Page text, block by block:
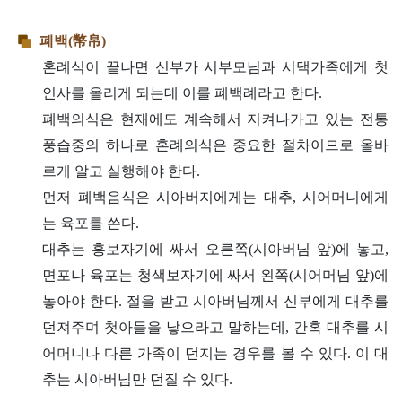
폐백(幣帛)
혼례식이 끝나면 신부가 시부모님과 시댁가족에게 첫
인사를 올리게 되는데 이를 폐백례라고 한다.
폐백의식은 현재에도 계속해서 지켜나가고 있는 전통
풍습중의 하나로 혼례의식은 중요한 절차이므로 올바
르게 알고 실행해야 한다.
먼저 폐백음식은 시아버지에게는 대추, 시어머니에게
는 육포를 쓴다.
대추는 홍보자기에 싸서 오른쪽(시아버님 앞)에 놓고,
면포나 육포는 청색보자기에 싸서 왼쪽(시어머님 앞)에
놓아야 한다. 절을 받고 시아버님께서 신부에게 대추를
던져주며 첫아들을 낳으라고 말하는데, 간혹 대추를 시
어머니나 다른 가족이 던지는 경우를 볼 수 있다. 이 대
추는 시아버님만 던질 수 있다.